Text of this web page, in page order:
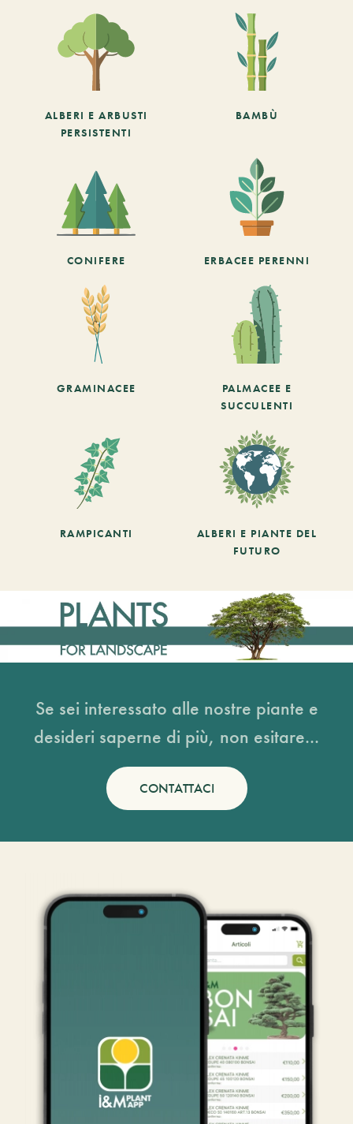
ALBERI E ARBUSTI
PERSISTENTI
BAMBÙ
CONIFERE ERBACEE PERENNI
GRAMINACEE
PALMACEE E
SUCCULENTI
RAMPICANTI
ALBERI E PIANTE DEL
FUTURO
Se sei interessato alle nostre piante e
desideri saperne di più, non esitare...
CONTATTACI